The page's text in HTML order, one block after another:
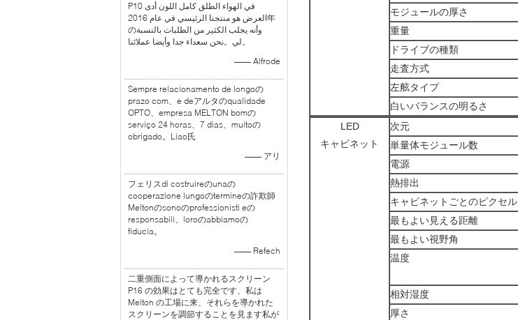
P10 في الهواء الطلق كامل اللون أدى
العرض هو منتجنا الرئيسي في عام 2016年
のوأنه يجلب الكثير من الطلبات بالنسبة
لي。نحن سعداء جدا وأيضا عملائنا。
—— Alfrode
Sempre relacionamento de longoの
prazo com、e deアルタのqualidade
OPTO、empresa MELTON bomの
serviço 24 horas、7 dias、muitoの
obrigado。Liao氏
—— アリ
フェリスdi costruireのunaの
cooperazione lungoのtermineの詐欺師
Meltonのsonoのprofessionisti eの
responsabili、loroのabbiamoの
fiducia。
—— Refech
二重側面によって導かれるスクリーン
P16 の効果はとても完全です、私は
Melton の工場に来、それらを導かれた
スクリーンを調節することを見ます私が
モジュールの厚さ
重量
ドライブの種類
走査方式
左舷タイプ
白いバランスの明るさ
LED
キャビネット
次元
単量体モジュール数
電源
熱排出
キャビネットごとのピクセル
最もよい見える距離
最もよい視野角
温度
相対湿度
厚さ